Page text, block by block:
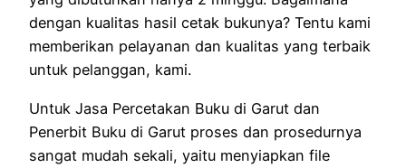
dengan kualitas hasil cetak bukunya? Tentu kami
memberikan pelayanan dan kualitas yang terbaik
untuk pelanggan, kami.
Untuk Jasa Percetakan Buku di Garut dan
Penerbit Buku di Garut proses dan prosedurnya
sangat mudah sekali, yaitu menyiapkan file